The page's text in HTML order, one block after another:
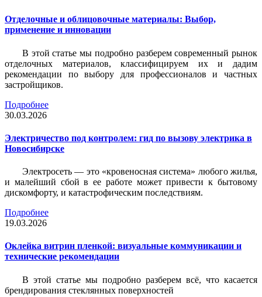
Отделочные и облицовочные материалы: Выбор,
применение и инновации
В этой статье мы подробно разберем современный рынок
отделочных материалов, классифицируем их и дадим
рекомендации по выбору для профессионалов и частных
застройщиков.
Подробнее
30.03.2026
Электричество под контролем: гид по вызову электрика в
Новосибирске
Электросеть — это «кровеносная система» любого жилья,
и малейший сбой в ее работе может привести к бытовому
дискомфорту, и катастрофическим последствиям.
Подробнее
19.03.2026
Оклейка витрин пленкой: визуальные коммуникации и
технические рекомендации
В этой статье мы подробно разберем всё, что касается
брендирования стеклянных поверхностей